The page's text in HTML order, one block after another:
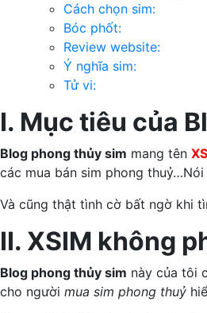
Cách chọn sim:
Bóc phốt:
Review website:
Ý nghĩa sim:
Tử vi:
I. Mục tiêu của
Blog phong thủy sim mang tên
các mua bán sim phong
Và cũng thật tình cờ bất ngờ khi
II. XSIM không
Blog phong thủy sim này của tôi
cho người mua sim phong thuỷ